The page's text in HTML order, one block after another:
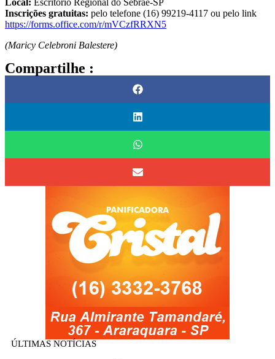
Inscrições gratuitas: pelo telefone (16) 99219-4117 ou pelo link
https://forms.office.com/r/mVCzfRRXN5
(Maricy Celebroni Balestere)
Compartilhe :
ÚLTIMAS NOTÍCIAS